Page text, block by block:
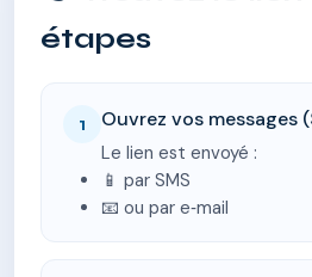
étapes
1 Ouvrez vos messages
Le lien est envoyé :
📱 par SMS
📧 ou par e‑mail